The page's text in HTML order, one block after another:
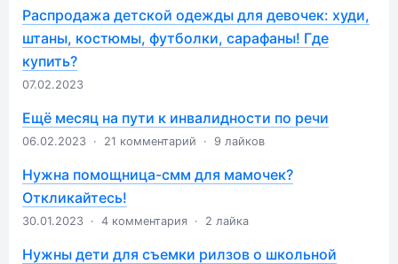
Распродажа детской одежды для девочек: худи,
штаны, костюмы, футболки, сарафаны! Где
купить?
07.02.2023
Ещё месяц на пути к инвалидности по речи
06.02.2023 · 21 комментарий · 9 лайков
Нужна помощница-смм для мамочек?
Откликайтесь!
30.01.2023 · 4 комментария · 2 лайка
Нужны дети для съемки рилзов о школьной